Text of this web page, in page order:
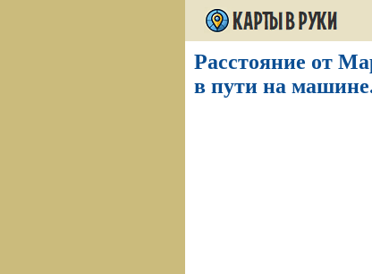
Расстояние от
в пути на